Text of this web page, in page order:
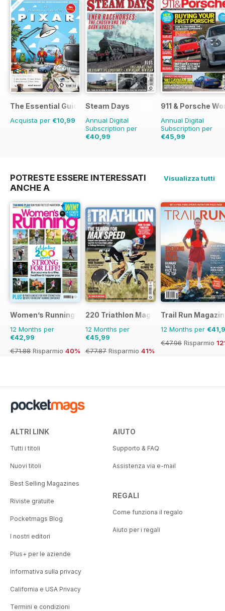
The Essential Guide to Disney Pixar
Acquista per €10,99
Steam Days
Annual Digital
Subscription per
€40,99
911 & Porsche
Annual Digital
Subscription per
€45,99
POTRESTE ESSERE INTERESSATI
ANCHE A
Visualizza tutti
Women’s Running
12 Months per
€42,99
€71.88 Risparmio 40%
220 Triathlon Magazine
12 Months per
€45,99
€77.87 Risparmio 41%
Trail Run
12 Months per
€47.96 Risparmio
ALTRI LINK
Tutti i titoli
Nuovi titoli
Best Selling Magazines
Riviste gratuite
Pocketmags Blog
I nostri editori
Plus+ per le aziende
Informativa sulla privacy
California e USA Privacy
Termini e condizioni
AIUTO
Supporto & FAQ
Assistenza via e-mail
REGALI
Come funziona il regalo
Aiuto per i regali